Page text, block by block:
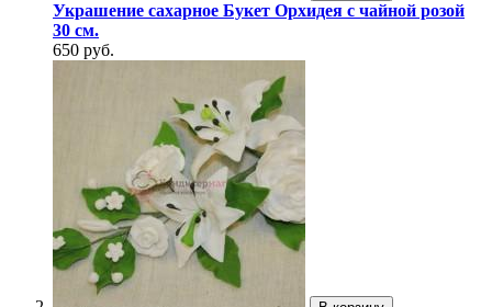
Украшение сахарное Букет Орхидея с чайной розой
30 см.
650 руб.